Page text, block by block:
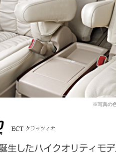
※写真の